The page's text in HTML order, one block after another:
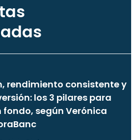
rendimiento consistente y
los 3 pilares para
fondo, según Verónica